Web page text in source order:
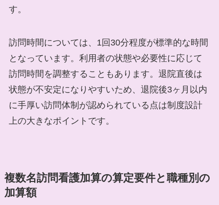
す。
訪問時間については、1回30分程度が標準的な時間
となっています。利用者の状態や必要性に応じて
訪問時間を調整することもあります。退院直後は
状態が不安定になりやすいため、退院後3ヶ月以内
に手厚い訪問体制が認められている点は制度設計
上の大きなポイントです。
複数名訪問看護加算の算定要件と職種別の
加算額